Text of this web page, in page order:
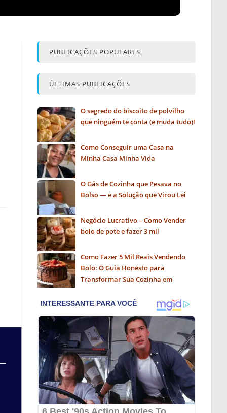
PUBLICAÇÕES POPULARES
ÚLTIMAS PUBLICAÇÕES
O segredo do biscoito de polvilho
que ninguém te conta (e muda tudo)!
Como Conseguir uma Casa na
Minha Casa Minha Vida
O Gás de Cozinha que Pesava no
Bolso — e a Solução que Virou Lei
Negócio Lucrativo – Como Vender
bolo de pote e fazer 3 mil
Como Fazer 5 Mil Reais Vendendo
Bolo: O Guia Honesto para
Transformar Sua Cozinha em